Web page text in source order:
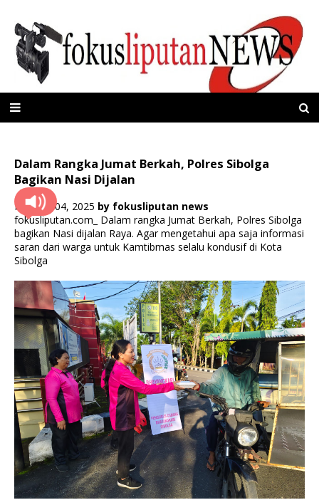
Dalam Rangka Jumat Berkah, Polres Sibolga
Bagikan Nasi Dijalan
Februari 04, 2025 by fokusliputan news
fokusliputan.com_ Dalam rangka Jumat Berkah, Polres Sibolga
bagikan Nasi dijalan Raya. Agar mengetahui apa saja informasi
saran dari warga untuk Kamtibmas selalu kondusif di Kota
Sibolga